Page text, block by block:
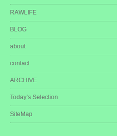
RAWLIFE
BLOG
about
contact
ARCHIVE
Today’s Selection
SiteMap